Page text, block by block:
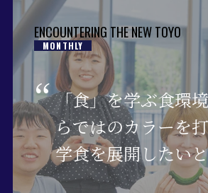
ENCOUNTERING THE NEW TOYO
MONTHLY
「食」を学ぶ食環
らではのカラーを
学食を展開したい
のもと、プロジェク